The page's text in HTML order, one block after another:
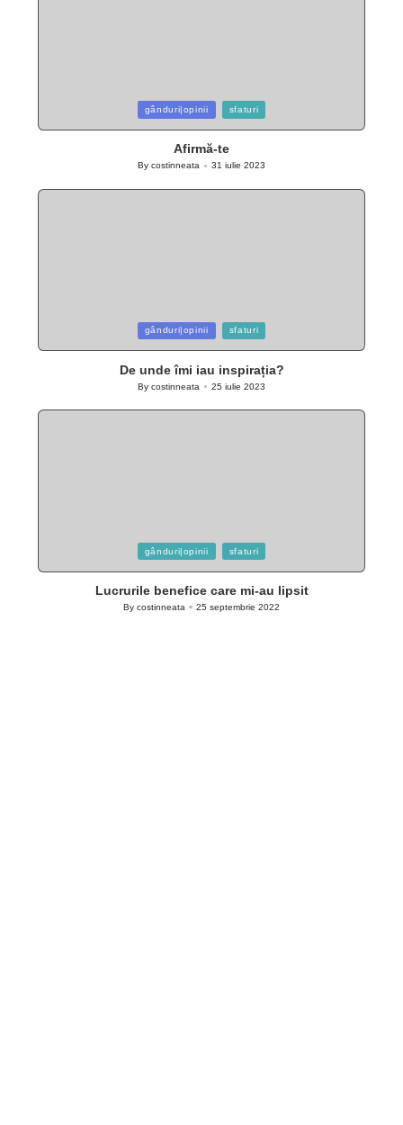
in
gânduri|opinii sfaturi
Afirmă-te
Posted
Bycostinneata 31 iulie 2023
in
gânduri|opinii sfaturi
De unde îmi iau inspirația?
Posted
Bycostinneata 25 iulie 2023
in
gânduri|opinii sfaturi
Lucrurile benefice care mi-au lipsit
Posted
By costinneata 25 septembrie 2022